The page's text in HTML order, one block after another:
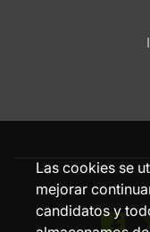
Las cookies se
mejorar
candidatos y